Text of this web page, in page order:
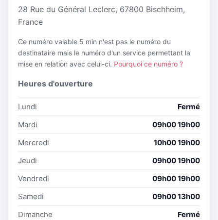
28 Rue du Général Leclerc, 67800 Bischheim,
France
Ce numéro valable 5 min n'est pas le numéro du
destinataire mais le numéro d'un service permettant la
mise en relation avec celui-ci. Pourquoi ce numéro ?
Heures d'ouverture
Lundi
Fermé
Mardi
09h00 19h00
Mercredi
10h00 19h00
Jeudi
09h00 19h00
Vendredi
09h00 19h00
Samedi
09h00 13h00
Dimanche
Fermé